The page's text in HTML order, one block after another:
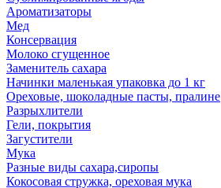
Ароматизаторы
Мед
Консервация
Молоко сгущенное
Заменитель сахара
Начинки маленькая упаковка до 1 кг
Ореховые, шоколадные пасты, пралине
Разрыхлители
Гели, покрытия
Загустители
Мука
Разные виды сахара,сиропы
Кокосовая стружка, ореховая мука